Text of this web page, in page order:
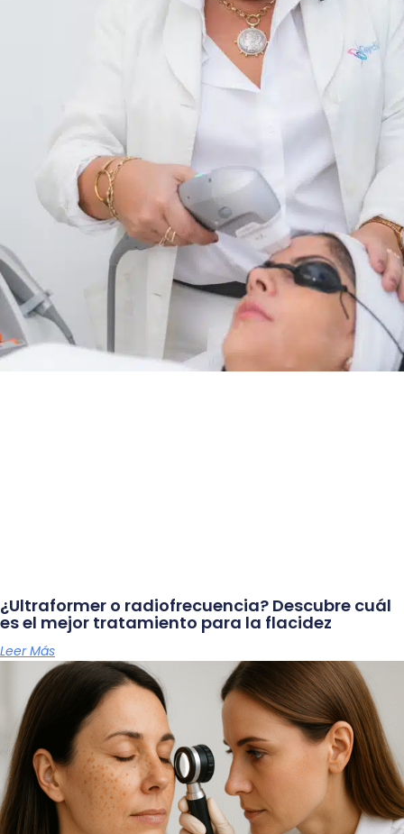
¿Ultraformer o radiofrecuencia? Descubre cuál
es el mejor tratamiento para la flacidez
Leer Más